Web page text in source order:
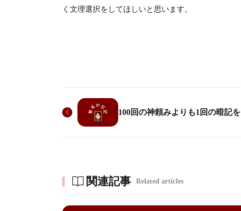
く文理選択をしてほしいと思います。
100回の神頼みよりも1回の暗記を
関連記事 Related articles